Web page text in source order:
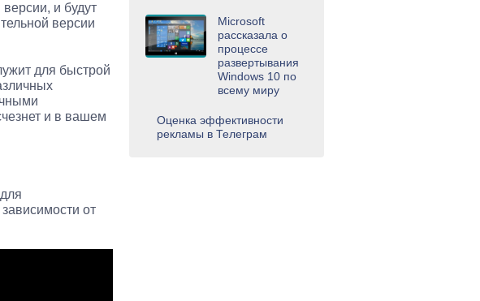
и будут
версии
для быстрой
и в вашем
от
Microsoft
рассказала о
процессе
развертывания
Windows 10 по
всему миру
Оценка эффективности
рекламы в Телеграм